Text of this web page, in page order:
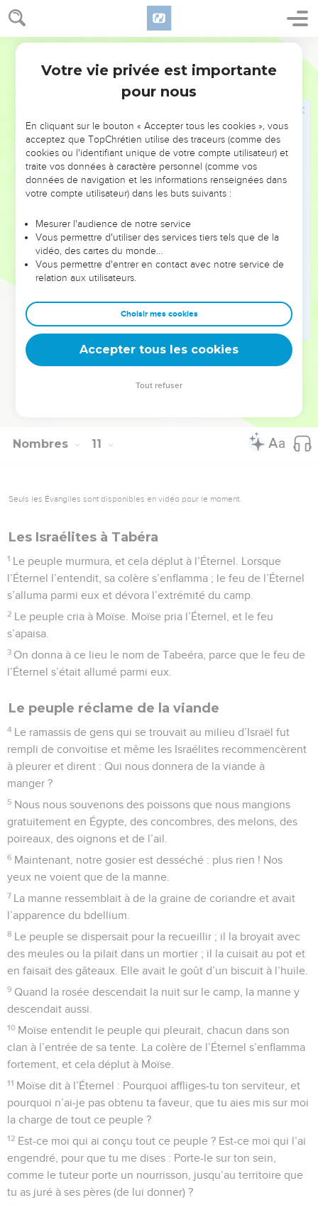
Nombres 10
car l’Éternel a promis (de faire) du bien à Israël.
(Hobab) lui répondit : Je n’irai pas ; mais j’irai dans mon
pays et dans ma parenté.
(Moïse) dit : Ne nous quitte pas, je te prie ; puisque tu
connais les lieux où nous campons dans le désert, tu nous
Et si tu viens avec nous, nous te ferons jouir du bien que
l’Éternel nous fera.
Ils partirent de la montagne de l’Éternel (pour faire) route
trois jours ; l’arche de l’alliance de l’Éternel partit devant eux
(pour faire) route trois jours et pour leur chercher un (lieu) de
repos.
La nuée de l’Éternel était au-dessus d’eux pendant le jour,
lorsqu’ils partaient du camp.
Quand l’arche partait, Moïse disait : Lève-toi, Éternel ! et
fuient devant ta face !
Et quand on la reposait, il disait : Reviens, Éternel, aux
myriades des milliers d’Israël !
© Société biblique française – Bibli’O, 1978, avec autorisation. Pour vous procurer
Nombres 11
Seuls les Évangiles sont disponibles en vidéo pour le moment.
Les Israélites à Tabéra
1 Le peuple murmura, et cela déplut à l’Éternel. Lorsque
l’Éternel l’entendit, sa colère s’enflamma ; le feu de l’Éternel
s’alluma parmi eux et dévora l’extrémité du camp.
2 Le peuple cria à Moïse. Moïse pria l’Éternel, et le feu
s’apaisa.
3 On donna à ce lieu le nom de Tabeéra, parce que le feu de
l’Éternel s’était allumé parmi eux.
Le peuple réclame de la viande
4 Le ramassis de gens qui se trouvait au milieu d’Israël fut
rempli de convoitise et même les Israélites recommencèrent
à pleurer et dirent : Qui nous donnera de la viande à
manger ?
5 Nous nous souvenons des poissons que nous mangions
gratuitement en Égypte, des concombres, des melons, des
poireaux, des oignons et de l’ail.
6 Maintenant, notre gosier est desséché : plus rien ! Nos
yeux ne voient que de la manne.
7 La manne ressemblait à de la graine de coriandre et avait
l’apparence du bdellium.
8 Le peuple se dispersait pour la recueillir ; il la broyait avec
des meules ou la pilait dans un mortier ; il la cuisait au pot et
en faisait des gâteaux. Elle avait le goût d’un biscuit à l’huile.
9 Quand la rosée descendait la nuit sur le camp, la manne y
descendait aussi.
10 Moïse entendit le peuple qui pleurait, chacun dans son
clan à l’entrée de sa tente. La colère de l’Éternel s’enflamma
fortement, et cela déplut à Moïse.
11 Moïse dit à l’Éternel : Pourquoi affliges-tu ton serviteur, et
pourquoi n’ai-je pas obtenu ta faveur, que tu aies mis sur moi
la charge de tout ce peuple ?
12 Est-ce moi qui ai conçu tout ce peuple ? Est-ce moi qui l’ai
engendré, pour que tu me dises : Porte-le sur ton sein,
comme le tuteur porte un nourrisson, jusqu’au territoire que
tu as juré à ses pères (de lui donner) ?
Votre vie privée est importante
pour nous
En cliquant sur le bouton « Accepter tous les cookies », vous
acceptez que TopChrétien utilise des traceurs (comme des
cookies ou l'identifiant unique de votre compte utilisateur) et
traite vos données à caractère personnel (comme vos
données de navigation et les informations renseignées dans
votre compte utilisateur) dans les buts suivants :
Mesurer l'audience de notre service
Vous permettre d'utiliser des services tiers tels que de la
vidéo, des cartes du monde…
Vous permettre d'entrer en contact avec notre service de
relation aux utilisateurs.
Choisir mes cookies
Accepter tous les cookies
Tout refuser